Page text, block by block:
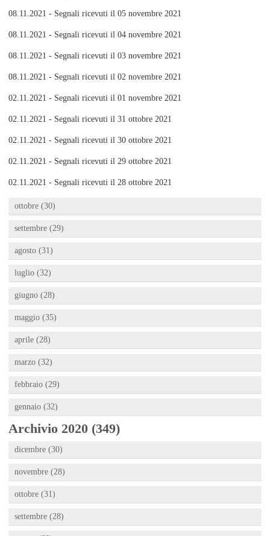
08.11.2021 - Segnali ricevuti il 05 novembre 2021
08.11.2021 - Segnali ricevuti il 04 novembre 2021
08.11.2021 - Segnali ricevuti il 03 novembre 2021
08.11.2021 - Segnali ricevuti il 02 novembre 2021
02.11.2021 - Segnali ricevuti il 01 novembre 2021
02.11.2021 - Segnali ricevuti il 31 ottobre 2021
02.11.2021 - Segnali ricevuti il 30 ottobre 2021
02.11.2021 - Segnali ricevuti il 29 ottobre 2021
02.11.2021 - Segnali ricevuti il 28 ottobre 2021
ottobre (30)
settembre (29)
agosto (31)
luglio (32)
giugno (28)
maggio (35)
aprile (28)
marzo (32)
febbraio (29)
gennaio (32)
Archivio 2020 (349)
dicembre (30)
novembre (28)
ottobre (31)
settembre (28)